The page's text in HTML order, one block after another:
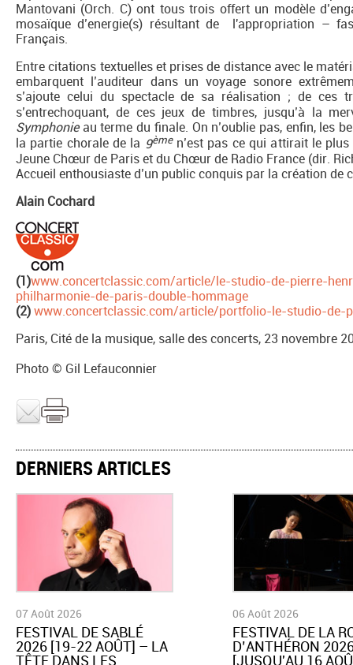
Mantovani (Orch. C) ont tous trois offert un modèle
mosaïque d’energie(s) résultant de l'appropriation –
Français.
Entre citations textuelles et prises de distance avec le
embarquent l’auditeur dans un voyage sonore
s’ajoute celui du spectacle de sa réalisation ; de ces
s’entrechoquant, de ces jeux de timbres, jusqu’à la
Symphonieau terme du finale. On n’oublie pas, enfin, les
la partie chorale de la 9èmen’est pas ce qui attirait le plus
Jeune Chœur de Paris et du Chœur de Radio France (dir.
Accueil enthousiaste d’un public conquis par la création de
Alain Cochard
(1)www.concertclassic.com/article/le-studio-de-pierre-
philharmonie-de-paris-double-hommage
(2)www.concertclassic.com/article/portfolio-le-studio-de-
Paris, Cité de la musique, salle des concerts, 23 novembre
Photo © Gil Lefauconnier
DERNIERS ARTICLES
07 Août 2026
​FESTIVAL DE SABLÉ
2026 [19-22 AOÛT] – LA
TÊTE DANS LES
06 Août 2026
​FESTIVAL DE LA
D’ANTHÉRON
[JUSQU'AU 16